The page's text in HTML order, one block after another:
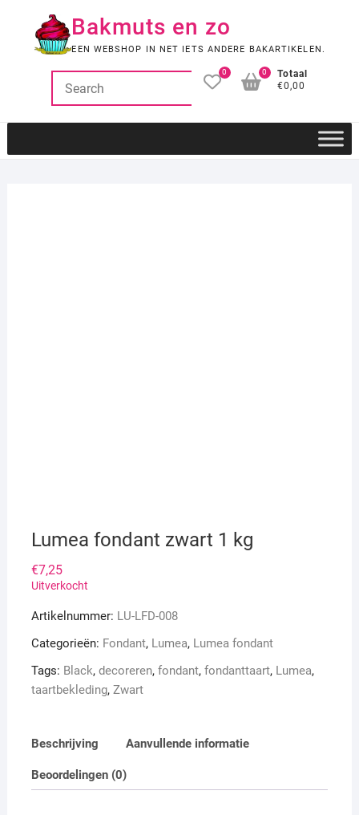
Bakmuts en zo
EEN WEBSHOP IN NET IETS ANDERE BAKARTIKELEN.
0
Totaal
€0,00
0
Lumea fondant zwart 1 kg
€7,25
Uitverkocht
Artikelnummer: LU-LFD-008
Categorieën: Fondant, Lumea, Lumea fondant
Tags: Black, decoreren, fondant, fondanttaart, Lumea,
taartbekleding, Zwart
Beschrijving Aanvullende informatie
Beoordelingen (0)